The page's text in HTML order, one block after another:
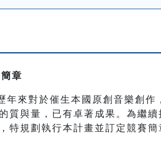
章
來對於催生本國原創音樂創作
質與量，已有卓著成果。為繼
特規劃執行本計畫並訂定競賽簡